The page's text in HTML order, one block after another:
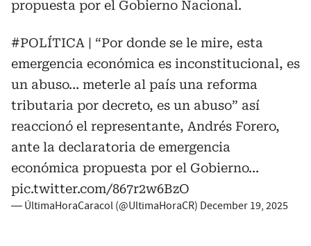
propuesta por el Gobierno Nacional.
#POLÍTICA | “Por donde se le mire, esta
emergencia económica es inconstitucional, es
un abuso… meterle al país una reforma
tributaria por decreto, es un abuso” así
reaccionó el representante, Andrés Forero,
ante la declaratoria de emergencia
económica propuesta por el Gobierno…
pic.twitter.com/867r2w6BzO
— ÚltimaHoraCaracol (@UltimaHoraCR) December 19, 2025